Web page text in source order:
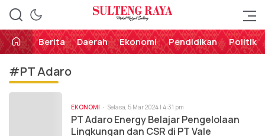
Sulteng Raya
Perekat Rakyat Sulteng
Berita
Daerah Ekonomi Pendidikan Politik
#PT Adaro
EKONOMI Selasa, 5 Mar 2024 | 4:31 pm
PT Adaro Energy Belajar Pengelolaan
Lingkungan dan CSR di PT Vale